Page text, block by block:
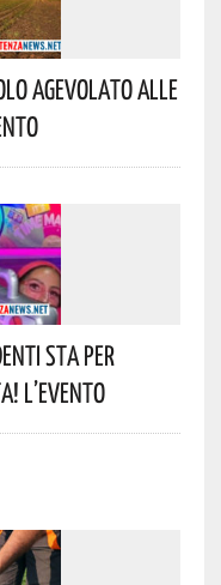
Agevolato Alle
Sta Per
L’evento